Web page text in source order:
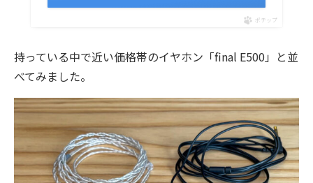
ポチップ
持っている中で近い価格帯のイヤホン「final E500」と並
べてみました。